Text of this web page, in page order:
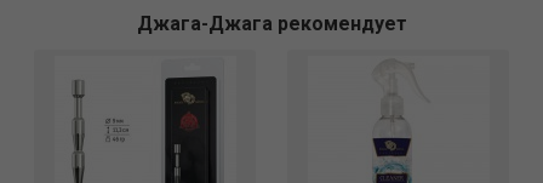
Джага-Джага рекомендует